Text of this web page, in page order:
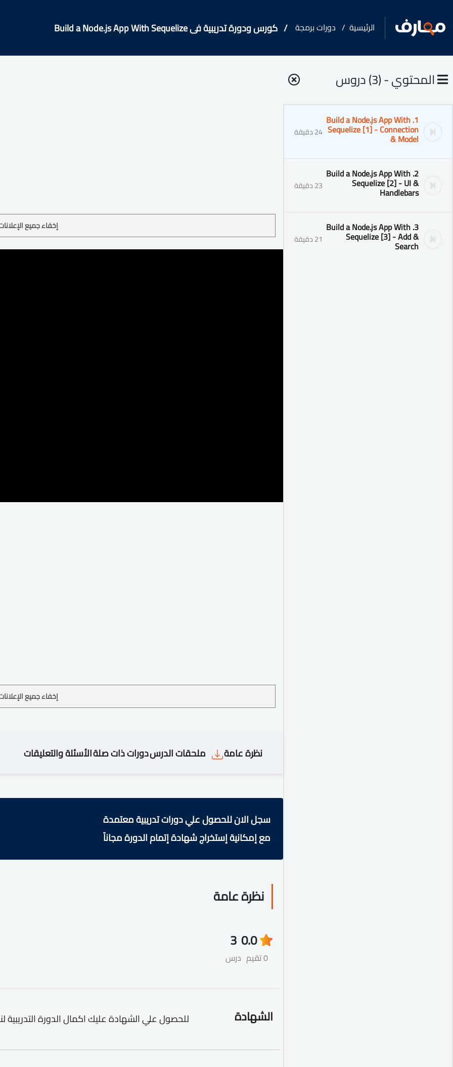
الرئيسية دورات برمجة كورس ودورة تدريبية فى Build a Node.js App With Sequelize
المحتوي - (3) دروس
1. Build a Node.js App With
Sequelize [1] - Connection
& Model 24 دقيقة
2. Build a Node.js App With
Sequelize [2] - UI &
Handlebars 23 دقيقة
3. Build a Node.js App With
Sequelize [3] - Add &
Search 21 دقيقة
إخفاء جميع
إخفاء جميع
نظرة عامة ملحقات الدرسدورات ذات صلةالأسئلة والتعليقات
سجل الان للحصول علي دورات تدريبية معتمدة
مع إمكانية إستخراج شهادة إتمام الدورة مجاناً
نظرة عامة
0.0
0 تقيم
3
درس
الشهادة للحصول علي الشهادة عليك اكمال الدورة التدريبية